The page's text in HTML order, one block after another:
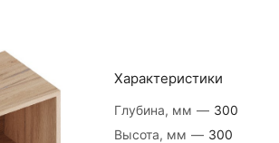
Характеристики
Глубина, мм — 300
Высота, мм — 300